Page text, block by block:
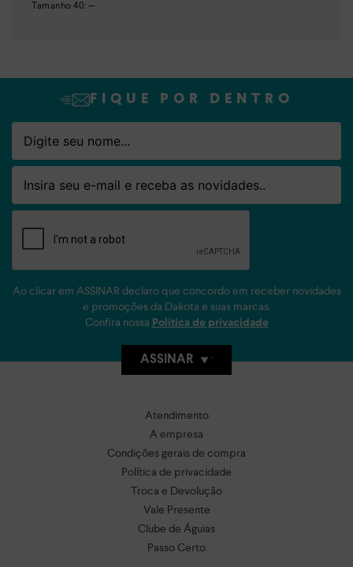
Tamanho40:—
FIQUE POR DENTRO
Nome
Email
Ao clicar em ASSINAR declaro que concordo em receber novidades
e promoções da Dakota e suas marcas.
Confira nossa Política de privacidade
ASSINAR
Atendimento
A empresa
Condições gerais de compra
Política de privacidade
Troca e Devolução
Vale Presente
Clube de Águias
Passo Certo